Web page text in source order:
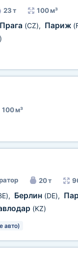
23 т 100 м³
Прага (CZ), Париж
100 м³
20 т
, Берлин (DE),
(KZ)
авто)